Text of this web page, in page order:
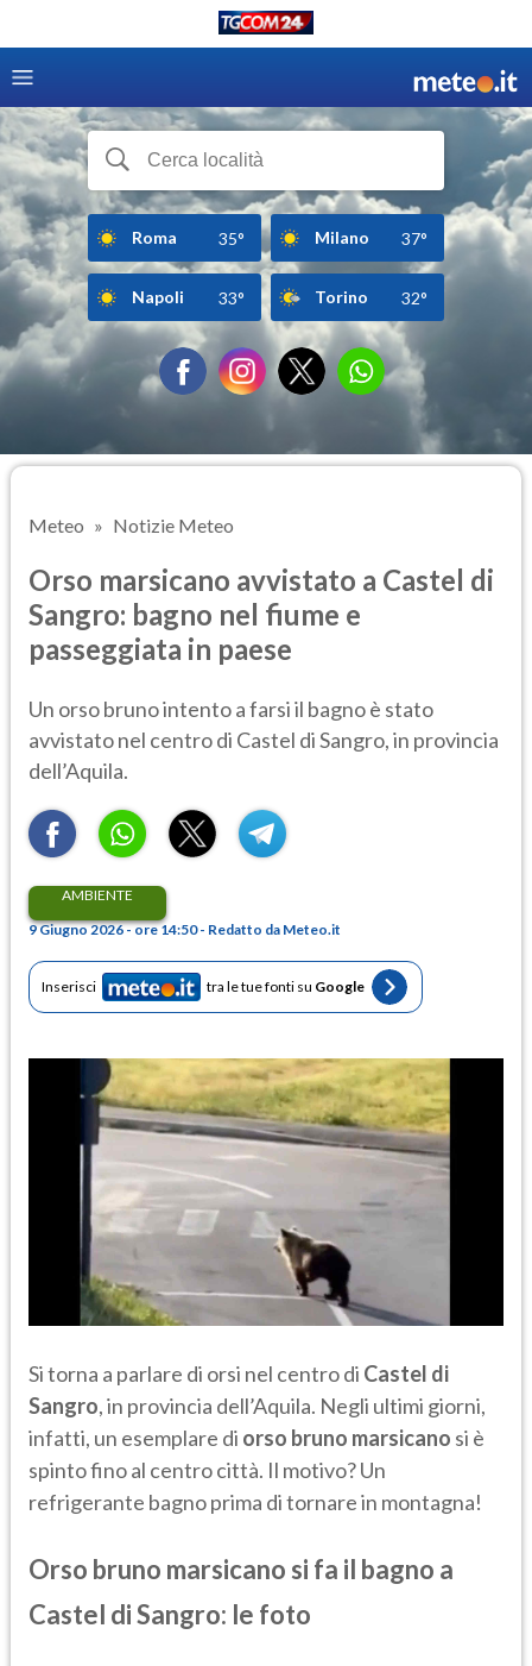
Roma 35° Milano 37°
Napoli 33° Torino 32°
Meteo Notizie Meteo
Orso marsicano avvistato a Castel di
Sangro: bagno nel fiume e
passeggiata in paese
Un orso bruno intento a farsi il bagno è stato
avvistato nel centro di Castel di Sangro, in provincia
dell’Aquila.
AMBIENTE
9 Giugno 2026 - ore 14:50 - Redatto da Meteo.it
Inserisci tra le tue fonti su Google
Si torna a parlare di orsi nel centro di Castel di
Sangro, in provincia dell’Aquila. Negli ultimi giorni,
infatti, un esemplare di orso bruno marsicano si è
spinto fino al centro città. Il motivo? Un
refrigerante bagno prima di tornare in montagna!
Orso bruno marsicano si fa il bagno a
Castel di Sangro: le foto